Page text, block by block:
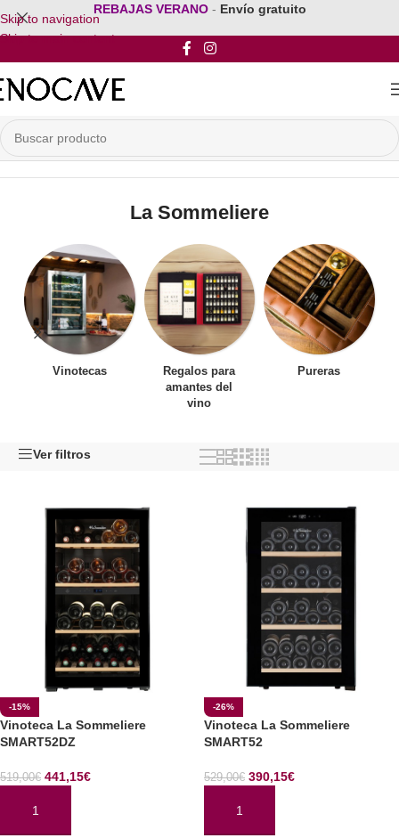
Skip to navigation
Skip to main content
REBAJAS VERANO - Envío gratuito
Inicio/Por Marca/La Sommeliere
La Sommeliere
Vinotecas
Regalos para
amantes del
vino
Pureras
Ver filtros
-15%
Vinoteca La Sommeliere
SMART52DZ
519,00€ 441,15€
AÑADIR AL CARRITO
-26%
Vinoteca La Sommeliere
SMART52
529,00€ 390,15€
AÑADIR AL CARRITO